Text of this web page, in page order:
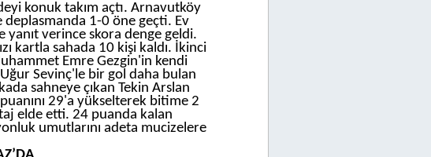
konuk takım açtı. Arnavutköy
deplasmanda 1-0 öne geçti. Ev
verince skora denge geldi.
kartla sahada 10 kişi kaldı. İkinci
Emre Gezgin'in kendi
Sevinç'le bir gol daha bulan
sahneye çıkan Tekin Arslan
29'a yükselterek bitime 2
elde etti. 24 puanda kalan
umutlarını adeta mucizelere